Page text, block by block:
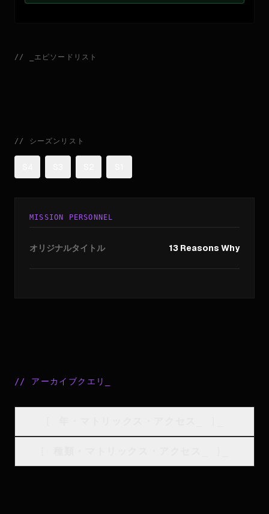
// エピソードリスト
// シーズンリスト
MISSION PERSONNEL
オリジナルタイトル 13 Reasons Why
// アーカイブクエリ